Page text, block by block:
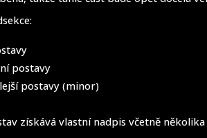
postavy
postavy (minor)
získává vlastní nadpis včetně